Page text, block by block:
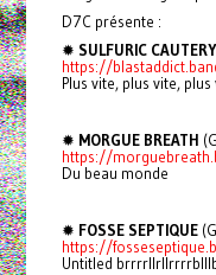
D7C présente :
✹ SULFURIC CAUTERY
https://
Plus vite, plus vite, plus
✹ MORGUE BREATH
https://
Du beau monde
✹ FOSSE SEPTIQUE
https://
Untitled